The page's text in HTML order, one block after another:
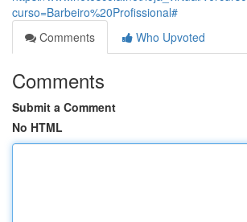
curso=Barbeiro%20Profissional#
Comments
Who Upvoted
Comments
Submit a Comment
No HTML